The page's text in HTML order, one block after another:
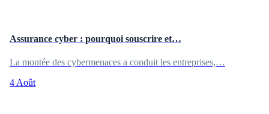
Assurance cyber : pourquoi souscrire et…
La montée des cybermenaces a conduit les entreprises,…
4 Août